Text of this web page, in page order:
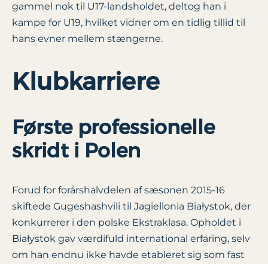
gammel nok til U17-landsholdet, deltog han i
kampe for U19, hvilket vidner om en tidlig tillid til
hans evner mellem stængerne.
Klubkarriere
Første professionelle
skridt i Polen
Forud for forårshalvdelen af sæsonen 2015-16
skiftede Gugeshashvili til Jagiellonia Białystok, der
konkurrerer i den polske Ekstraklasa. Opholdet i
Białystok gav værdifuld international erfaring, selv
om han endnu ikke havde etableret sig som fast